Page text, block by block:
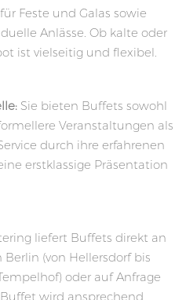
Feste und Galas sowie
Anlässe. Ob kalte oder
ist vielseitig und flexibel.
Sie bieten Buffets sowohl
Veranstaltungen als
durch ihre erfahrenen
erstklassige Präsentation
liefert Buffets direkt an
Berlin (von Hellersdorf bis
oder auf Anfrage
wird ansprechend